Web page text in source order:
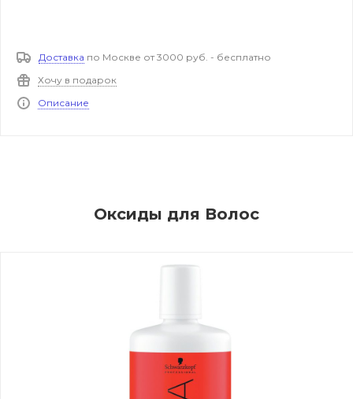
Доставка по Москве от 3000 руб. - бесплатно
Хочу в подарок
Описание
Оксиды для Волос